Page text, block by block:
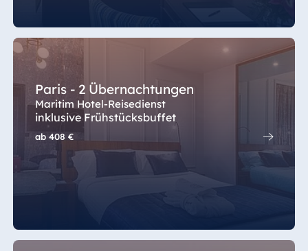
Paris - 2 Übernachtungen
Maritim Hotel-Reisedienst
inklusive Frühstücksbuffet
ab408 €